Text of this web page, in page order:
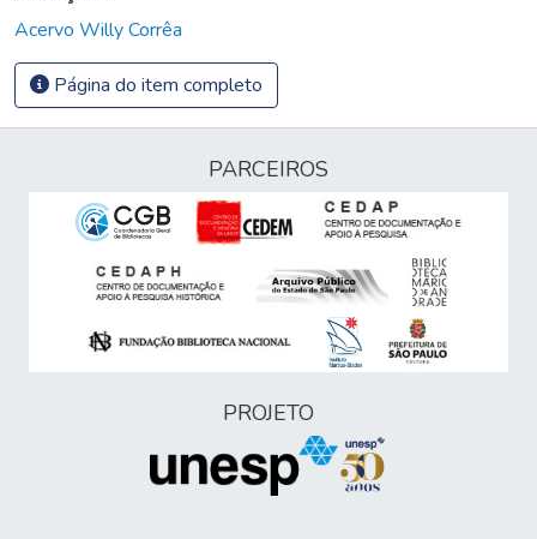
Acervo Willy Corrêa
Página do item completo
PARCEIROS
PROJETO